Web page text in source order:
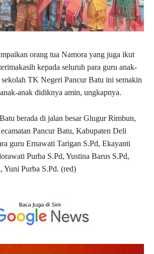
orang tua Namora yang juga ikut
kepada seluruh para guru anak-
sekolah TK Negeri Pancur Batu ini semakin
anak didiknya amin, ungkapnya.
berada di jalan besar Glugur Rimbun,
Pancur Batu, Kabupaten Deli
guru Ernawati Tarigan S.Pd, Ekayanti
Purba S.Pd, Yustina Barus S.Pd,
Yuni Purba S.Pd. (red)